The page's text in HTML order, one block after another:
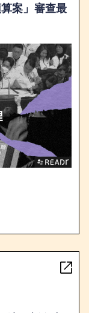
案」審查最